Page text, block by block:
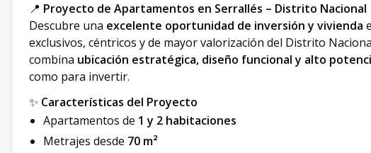
📍 Proyecto de Apartamentos en Serrallés – Distrito Nacional
Descubre una excelente oportunidad de inversión y vivienda
exclusivos, céntricos y de mayor valorización del Distrito
combina ubicación estratégica, diseño funcional y alto
como para invertir.
✨ Características del Proyecto
Apartamentos de 1 y 2 habitaciones
Metrajes desde 70 m²